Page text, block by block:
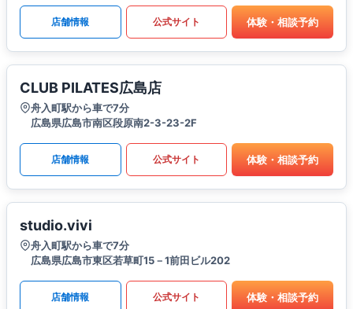
店舗情報 公式サイト 体験・相談予約
CLUB PILATES広島店
舟入町駅から車で7分
広島県広島市南区段原南2-3-23-2F
店舗情報 公式サイト 体験・相談予約
studio.vivi
舟入町駅から車で7分
広島県広島市東区若草町15－1前田ビル202
店舗情報 公式サイト 体験・相談予約